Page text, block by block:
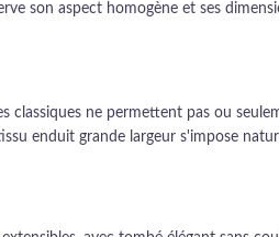
son aspect homogène et ses
classiques ne permettent pas ou
enduit grande largeur s'impose